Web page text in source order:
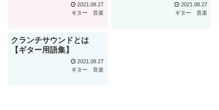
2021.08.27
ギター
音楽
2021.08.27
ギター
音楽
クランチサウンドとは
【ギター用語集】
2021.08.27
ギター
音楽